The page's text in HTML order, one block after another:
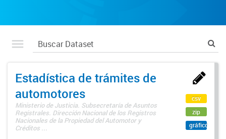
Estadística de trámites de
automotores
Ministerio de Justicia. Subsecretaría de Asuntos
Registrales. Dirección Nacional de los Registros
Nacionales de la Propiedad del Automotor y
Créditos ...
csv
zip
gráfico